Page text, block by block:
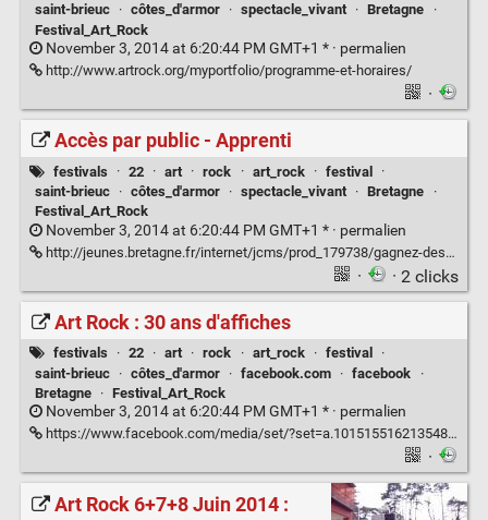
saint-brieuc
· côtes_d'armor · spectacle_vivant · Bretagne
·
Festival_Art_Rock
November 3, 2014 at 6:20:44 PM GMT+1 * · permalien
http://www.artrock.org/myportfolio/programme-et-horaires/
·
Accès par public - Apprenti
festivals · 22 · art · rock · art_rock · festival
·
saint-brieuc
· côtes_d'armor · spectacle_vivant · Bretagne
·
Festival_Art_Rock
November 3, 2014 at 6:20:44 PM GMT+1 * · permalien
http://jeunes.bretagne.fr/internet/jcms/prod_179738/gagnez-des-places-pour-le-festival-art-rock
· · 2 clicks
Art Rock : 30 ans d'affiches
festivals · 22 · art · rock · art_rock · festival
·
saint-brieuc
· côtes_d'armor · facebook.com · facebook
·
Bretagne
· Festival_Art_Rock
November 3, 2014 at 6:20:44 PM GMT+1 * · permalien
https://www.facebook.com/media/set/?set=a.10151551621354898.1073741827.159693509897&type=1
·
Art Rock 6+7+8 Juin 2014 :